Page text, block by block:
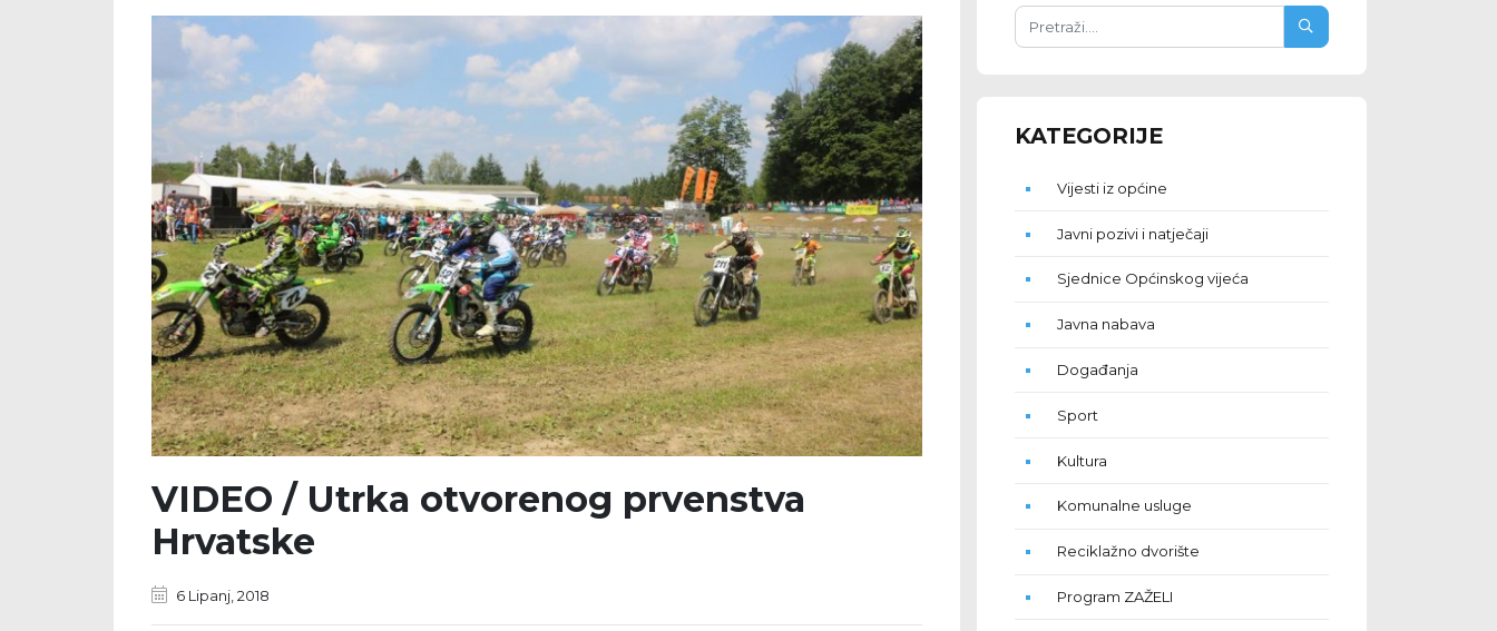
VIDEO / Utrka otvorenog prvenstva
Hrvatske
6 Lipanj, 2018
KATEGORIJE
Vijesti iz općine
Javni pozivi i natječaji
Sjednice Općinskog vijeća
Javna nabava
Događanja
Sport
Kultura
Komunalne usluge
Reciklažno dvorište
Program ZAŽELI